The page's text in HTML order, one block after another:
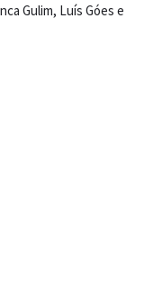
Gulim, Luís Góes e